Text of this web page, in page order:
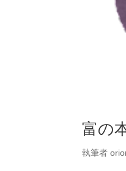
富の
執筆者